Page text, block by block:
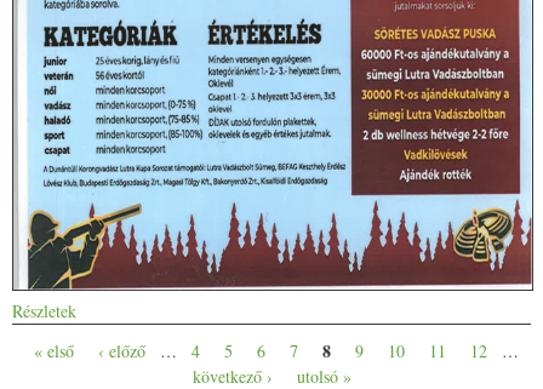
Részletek
Oldalak
« első ‹ előző … 4 5 6 7 8 9 10 11 12
…
következő ›
utolsó »